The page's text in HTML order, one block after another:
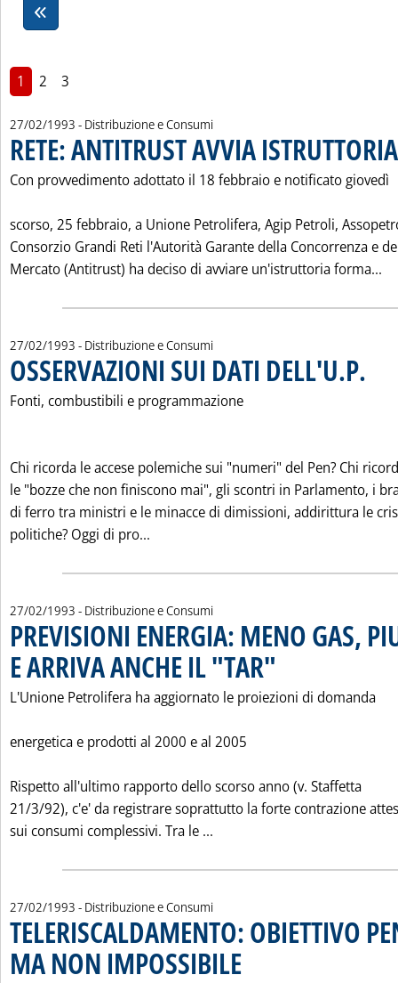
1 2 3
27/02/1993 - Distribuzione e Consumi
RETE: ANTITRUST AVVIA ISTRUTTORIA
Con provvedimento adottato il 18 febbraio e notificato giovedì
scorso, 25 febbraio, a Unione Petrolifera, Agip Petroli,
Consorzio Grandi Reti l'Autorità Garante della Concorrenza e
Mercato (Antitrust) ha deciso di avviare un'istruttoria forma...
27/02/1993 - Distribuzione e Consumi
OSSERVAZIONI SUI DATI DELL'U.P.
Fonti, combustibili e programmazione
Chi ricorda le accese polemiche sui "numeri" del Pen? Chi
le "bozze che non finiscono mai", gli scontri in Parlamento, i
di ferro tra ministri e le minacce di dimissioni, addirittura le
politiche? Oggi di pro...
27/02/1993 - Distribuzione e Consumi
PREVISIONI ENERGIA: MENO GAS,
E ARRIVA ANCHE IL "TAR"
L'Unione Petrolifera ha aggiornato le proiezioni di domanda
energetica e prodotti al 2000 e al 2005
Rispetto all'ultimo rapporto dello scorso anno (v. Staffetta
21/3/92), c'e' da registrare soprattutto la forte contrazione
sui consumi complessivi. Tra le ...
27/02/1993 - Distribuzione e Consumi
TELERISCALDAMENTO: OBIETTIVO
MA NON IMPOSSIBILE